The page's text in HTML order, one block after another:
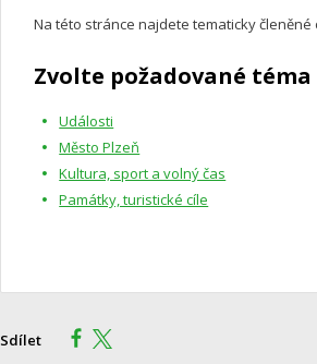
Na této stránce najdete tematicky
Zvolte požadované
Události
Město Plzeň
Kultura, sport a volný čas
Památky, turistické cíle
Sdílet